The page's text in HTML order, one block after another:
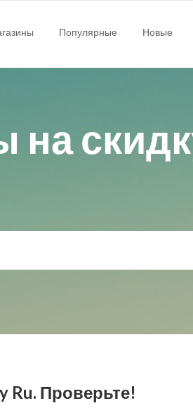
Популярные Новые
Ru. Проверьте!